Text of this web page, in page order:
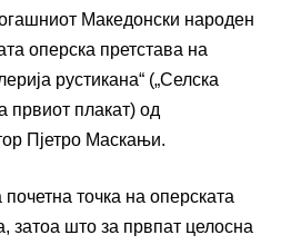
Македонски народен
оперска претстава на
рустикана“ („Селска
првиот плакат) од
Пјетро Маскањи.
точка на оперската
затоа што за првпат целосна